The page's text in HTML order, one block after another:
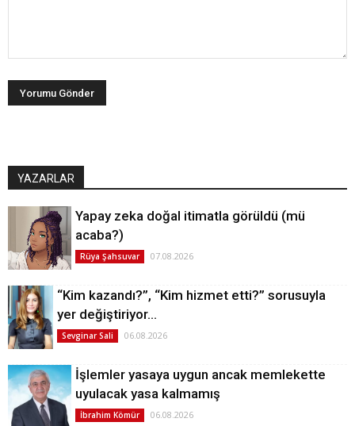
YAZARLAR
Yapay zeka doğal itimatla görüldü (mü
acaba?)
Rüya Şahsuvar 07.08.2026
“Kim kazandı?”, “Kim hizmet etti?” sorusuyla
yer değiştiriyor…
Sevginar Sali 06.08.2026
İşlemler yasaya uygun ancak memlekette
uyulacak yasa kalmamış
İbrahim Kömür 06.08.2026